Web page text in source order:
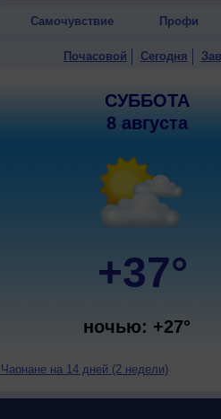
Самочувствие Профи
Почасовой Сегодня
СУББОТА
8 августа
+37°
ночью: +27°
на 14 дней (2 недели)